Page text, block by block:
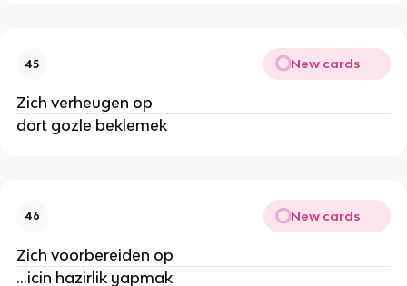
45 New cards
Zich verheugen op
dort gozle beklemek
46 New cards
Zich voorbereiden op
...icin hazirlik yapmak